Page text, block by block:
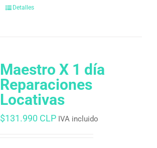
Detalles
Maestro X 1 día
Reparaciones
Locativas
$131.990 CLP IVA incluido